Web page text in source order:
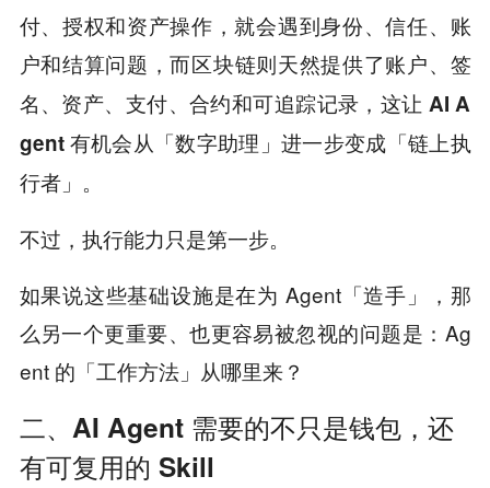
付、授权和资产操作，就会遇到身份、信任、账
户和结算问题，而区块链则天然提供了账户、签
名、资产、支付、合约和可追踪记录，这让 AI A
gent 有机会从「数字助理」进一步变成「链上执
行者」。
不过，执行能力只是第一步。
如果说这些基础设施是在为 Agent「造手」，那
么另一个更重要、也更容易被忽视的问题是：Ag
ent 的「工作方法」从哪里来？
二、AI Agent 需要的不只是钱包，还
有可复用的 Skill